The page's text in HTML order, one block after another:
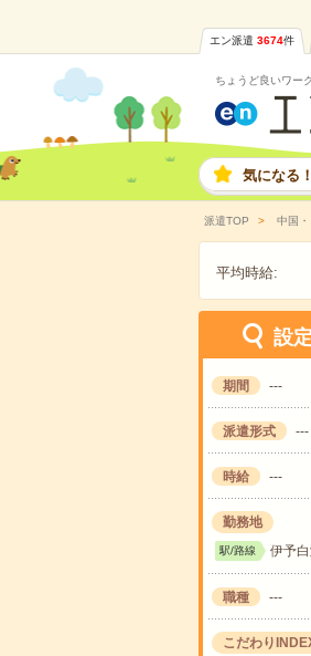
エン派遣 3674件
ちょうど良いワー
気になる
派遣TOP 中国・
平均時給:
設
期間 ---
派遣形式 ---
時給 ---
勤務地
駅/路線 伊予
職種 ---
こだわり